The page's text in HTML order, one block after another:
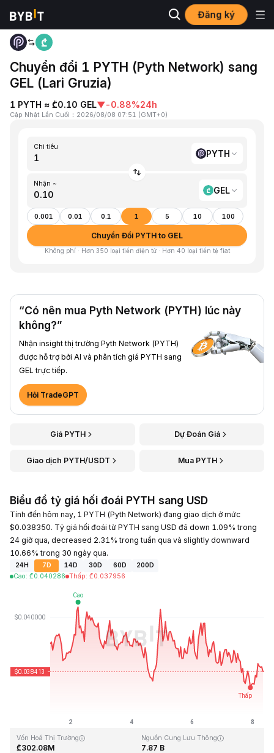
Đăng ký
Trang chủ
Chuyển đổi 1 PYTH (Pyth Network) sang
GEL (Lari Gruzia)
1 PYTH ≈ ₾0.10 GEL▼-0.88%24h
Cập Nhật Lần Cuối ： 2026/08/08 07:51 (GMT+0)
Chi tiêu
PYTH
Nhận ~
GEL
0.001 0.01 0.1 1 5 10 100
Chuyển Đổi PYTH to GEL
Không phí · Hơn 350 loại tiền điện tử · Hơn 40 loại tiền tệ fiat
“Có nên mua Pyth Network (PYTH) lúc này
không?”
Nhận insight thị trường Pyth Network (PYTH)
được hỗ trợ bởi AI và phân tích giá PYTH sang
GEL trực tiếp.
Hỏi TradeGPT
Giá PYTH Dự Đoán Giá
Giao dịch PYTH/USDT Mua PYTH
Biểu đồ tỷ giá hối đoái PYTH sang USD
Tính đến hôm nay, 1 PYTH (Pyth Network) đang giao dịch ở mức
$0.038350. Tỷ giá hối đoái từ PYTH sang USD đã down 1.09% trong
24 giờ qua, decreased 2.31% trong tuần qua và slightly downward
10.66% trong 30 ngày qua.
24H 7D 14D 30D 60D
200D
Cao: ₾0.040286 Thấp: ₾0.037956
Vốn Hoá Thị Trường
₾302.08M
Nguồn Cung Lưu Thông
7.87 B